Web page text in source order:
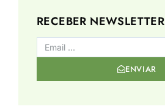
RECEBER NEWSLETTER
ENVIAR